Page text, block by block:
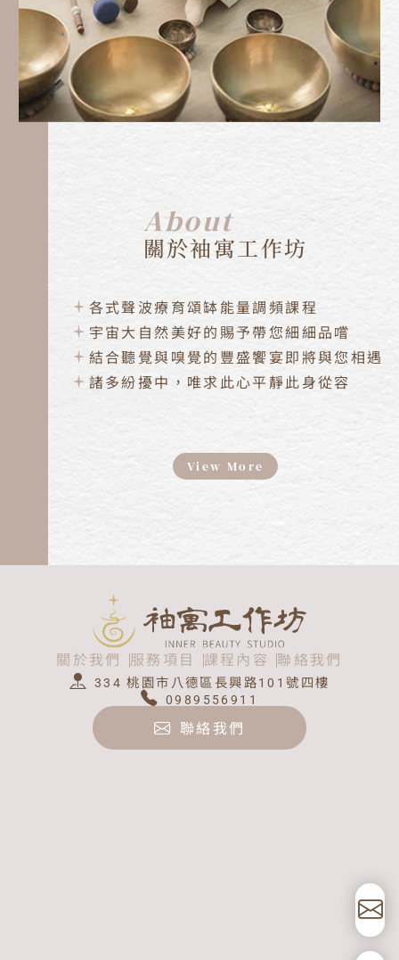
About
關於袖寓工作坊
各式聲波療育頌缽能量調頻課程
宇宙大自然美好的賜予帶您細細品嚐
結合聽覺與嗅覺的豐盛饗宴即將與您相遇
諸多紛擾中，唯求此心平靜此身從容
View More
關於我們 服務項目 課程內容 聯絡我們
334 桃園市八德區長興路101號四樓
0989556911
聯絡我們